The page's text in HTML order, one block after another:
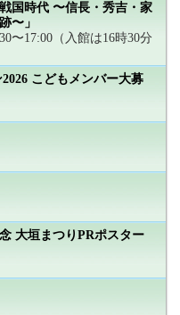
国時代 〜信長・秀吉・家
〜」
〜17:00（入館は16時30分
こどもメンバー大募
大垣まつりPRポスター